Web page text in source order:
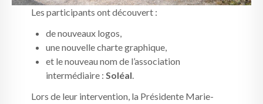
Les participants ont découvert :
de nouveaux logos,
une nouvelle charte graphique,
et le nouveau nom de l’association
intermédiaire : Soléal.
Lors de leur intervention, la Présidente Marie-